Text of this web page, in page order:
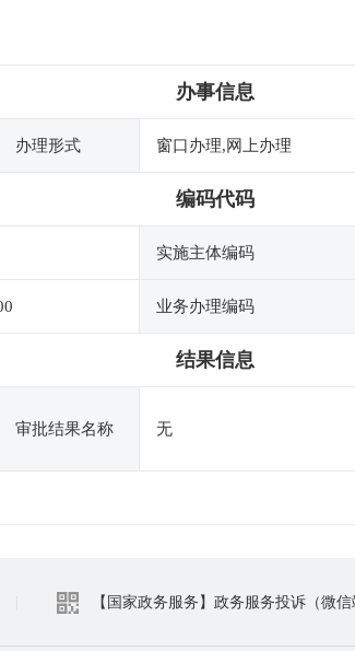
办事信息
办理形式 窗口办理,网上办理
编码代码
实施主体编码
业务办理编码
结果信息
审批结果名称 无
【国家政务服务】政务服务投诉（微信